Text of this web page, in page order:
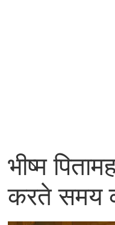
भीष्म
करते समय